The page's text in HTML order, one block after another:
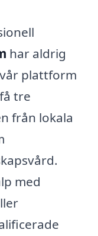
har aldrig
plattform
tre
från lokala
med